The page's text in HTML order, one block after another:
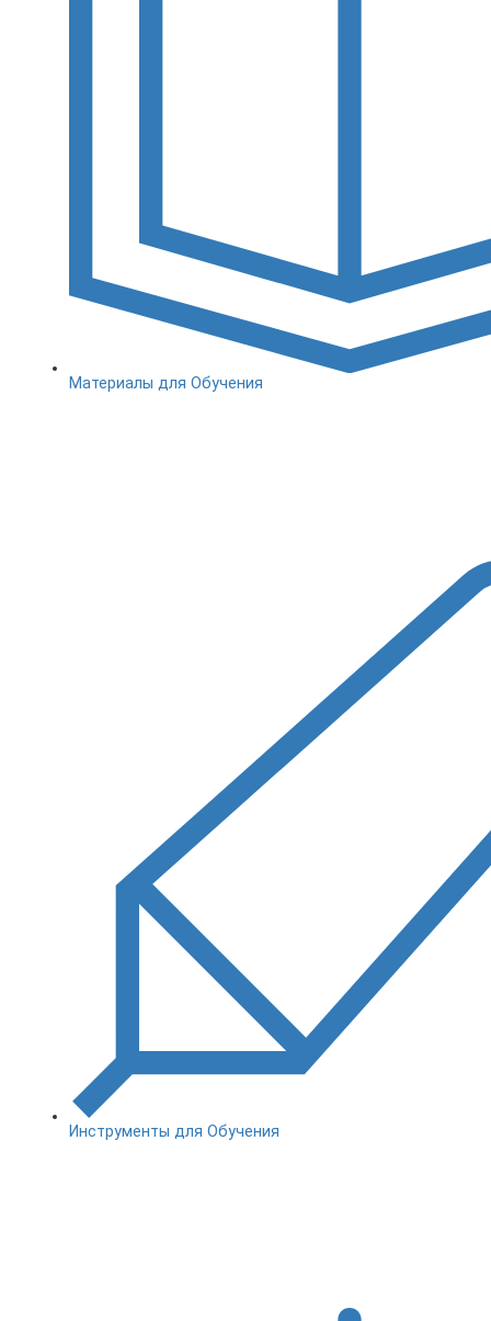
Материалы для Обучения
Инструменты для Обучения